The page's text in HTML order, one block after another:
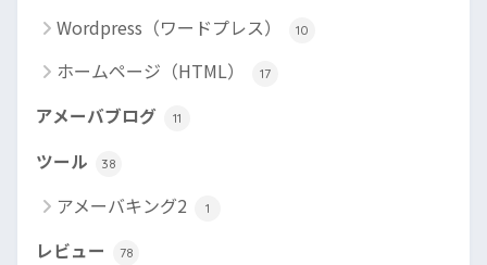
Wordpress（ワードプレス） 10
ホームページ（HTML） 17
アメーバブログ 11
ツール 38
アメーバキング2 1
レビュー 78